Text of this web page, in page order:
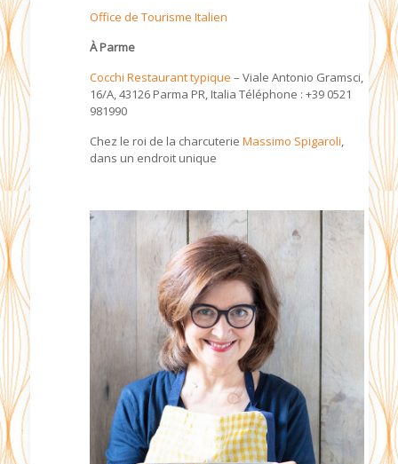
Office de Tourisme Italien
À Parme
Cocchi Restaurant typique – Viale Antonio Gramsci,
16/A, 43126 Parma PR, Italia Téléphone : +39 0521
981990
Chez le roi de la charcuterieMassimo Spigaroli,
dans un endroit unique